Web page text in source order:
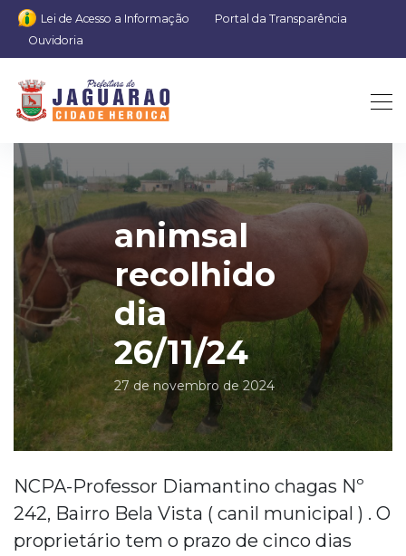
Lei de Acesso a Informação
Portal da Transparência
Ouvidoria
animsal
recolhido
dia
26/11/24
27 de novembro de 2024
NCPA-Professor Diamantino chagas Nº
242, Bairro Bela Vista ( canil municipal ) . O
proprietário tem o prazo de cinco dias